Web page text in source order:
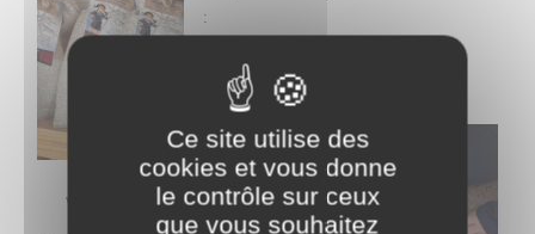
:
Une boussole
Un plan de la
ville
Ce site utilise des
cookies et vous donne
le contrôle sur ceux
que vous souhaitez